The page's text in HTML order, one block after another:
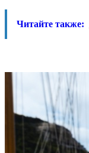
Читайте также: